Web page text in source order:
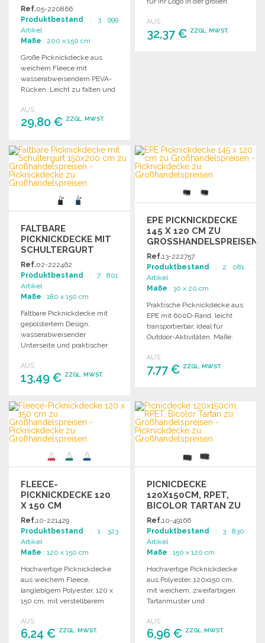
00X150 CM
Ref.05-220866
Produktbestand : 3 999
Artikel
Maße : 200 x 150 cm
Große Picknickdecke aus
weichem Fleece mit
wasserabweisendem PEVA-
Rücken. Leicht zu falten und
200 x 150 cm.
AUS
29,80 € ZZGL. MWST.
BESTELLEN
Angebot anfordern
AUS
32,37 € ZZGL. MWST.
FALTBARE
PICKNICKDECKE MIT
SCHULTERGURT
150X200 CM
Ref.02-222462
Produktbestand : 7 801
Artikel
Maße : 180 x 150 cm
Faltbare Picknickdecke mit
gepolstertem Design,
wasserabweisender
Unterseite und praktischer
verstellbarem Schultergurt.
Große Fronttasche enthalten.
AUS
13,49 € ZZGL. MWST.
BESTELLEN
Angebot anfordern
EPE PICKNICKDECKE
145 X 120 CM ZU
GROSSHANDELSPREISEN
Ref.13-222757
Produktbestand : 2 081
Artikel
Maße : 30 x 20 cm
Praktische Picknickdecke aus
EPE mit 600D-Rand, leicht
transportierbar, ideal für
Outdoor-Aktivitäten. Maße:
AUS
7,77 € ZZGL. MWST.
Angebot anfordern
FLEECE-
PICKNICKDECKE 120
X 150 CM
Ref.10-221429
Produktbestand : 1 323
Artikel
Maße : 120 x 150 cm
Hochwertige Picknickdecke
aus weichem Fleece,
langlebigem Polyester, 120 x
150 cm, mit verstellbarem
verschiedenen Farben
erhältlich.
AUS
6,24 € ZZGL. MWST.
PICNICDECKE
120X150CM, RPET,
BICOLOR TARTAN ZU
GROSSHANDELSPREISEN
Ref.10-49166
Produktbestand : 3 830
Artikel
Maße : 150 x 120 cm
Hochwertige Picknickdecke
aus Polyester, 120x150 cm,
mit weichem, zweifarbigen
Tartanmuster und
Boden. Leicht und tragbar.
AUS
6,96 € ZZGL. MWST.